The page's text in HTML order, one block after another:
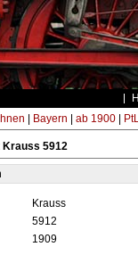
Bayern ab 1900|
Krauss 5912
Krauss
5912
1909